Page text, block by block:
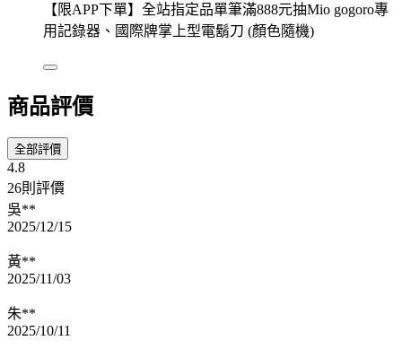
【限APP下單】全站指定品單筆滿888元抽Mio gogoro專
用記錄器、國際牌掌上型電鬍刀 (顏色隨機)
商品評價
全部評價
4.8
26則評價
吳**
2025/12/15
黃**
2025/11/03
朱**
2025/10/11